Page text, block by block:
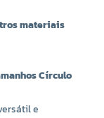
materiais
Círculo
e